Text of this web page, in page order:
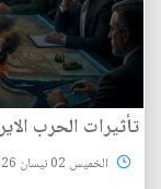
تأثيرات الحرب
الخميس 02 نيسان 2026